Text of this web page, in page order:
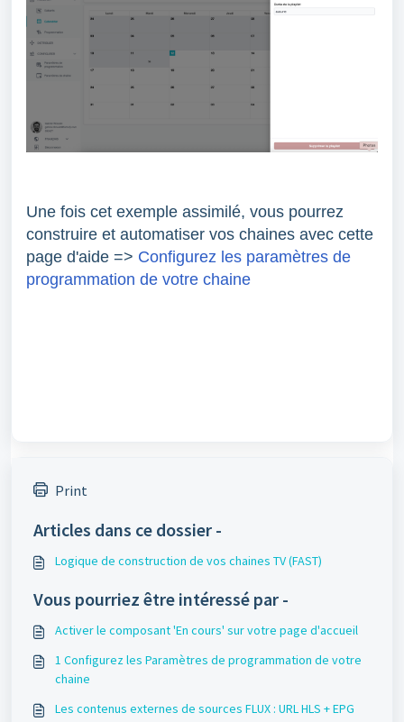
Une fois cet exemple assimilé, vous pourrez
construire et automatiser vos chaines avec cette
page d'aide => Configurez les paramètres de
programmation de votre chaine
Print
Articles dans ce dossier -
Logique de construction de vos chaines TV (FAST)
Vous pourriez être intéressé par -
Activer le composant 'En cours' sur votre page d'accueil
1 Configurez les Paramètres de programmation de votre
chaine
Les contenus externes de sources FLUX : URL HLS + EPG